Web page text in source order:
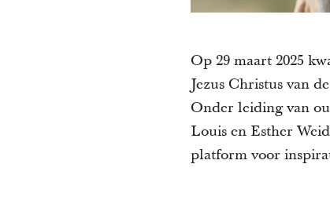
Op 29 maart 2025
Jezus Christus van
Onder leiding van
Louis en Esther
platform voor